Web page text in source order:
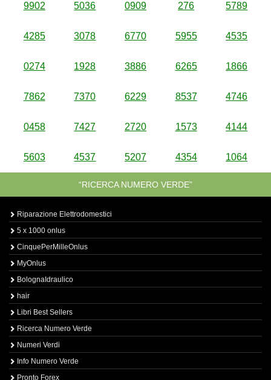
9902 5036 0909 276 5789
4285 3078 6770 5955 4535
0274 1928 3886 6265 1866
7862 7370 6229 8537 4746
0458 7427 2720 1573 4144
5603 4537 5207 4354 1064
“RICERCA NUMERO VERDE”
Riparazione Elettrodomestici
5 x 1000 onlus
CinquePerMilleOnlus
MyOnlus
BolognaIdraulico
hair
Libri Best Sellers
Ricerca Numero Verde
Numeri Verdi
Info Numero Verde
Pronto Forex